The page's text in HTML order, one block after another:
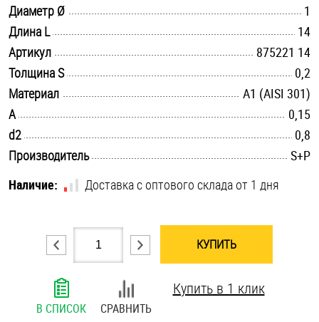
Такелаж
Хомуты
Шайбы
Шпильки
Диаметр Ø
1
Длина L
14
Артикул
875221 14
Толщина S
0,2
Материал
А1 (AISI 301)
A
0,15
d2
0,8
Производитель
S+P
Наличие:
Доставка с оптового склада от 1 дня
КУПИТЬ
В СПИСОК СРАВНИТЬ
Купить в 1 клик